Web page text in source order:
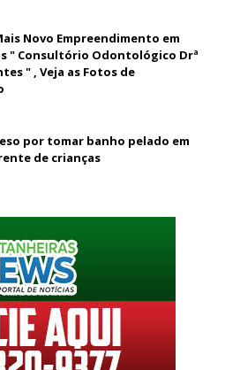
Novo Empreendimento em
" Consultório Odontológico Drª
" , Veja as Fotos de
por tomar banho pelado em
de crianças